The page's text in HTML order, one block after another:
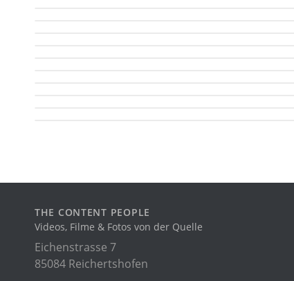
THE CONTENT PEOPLE
Videos, Filme & Fotos von der Quelle
Eichenstrasse 7
85084 Reichertshofen